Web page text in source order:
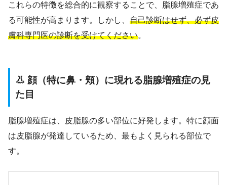
これらの特徴を総合的に観察することで、脂腺増殖症であ
る可能性が高まります。しかし、 自己診断はせず、必ず皮
膚科専門医の診断を受けてください。
👃 顔（特に鼻・頬）に現れる脂腺増殖症の見
た目
脂腺増殖症は、皮脂腺の多い部位に好発します。特に顔面
は皮脂腺が発達しているため、最もよく見られる部位で
す。